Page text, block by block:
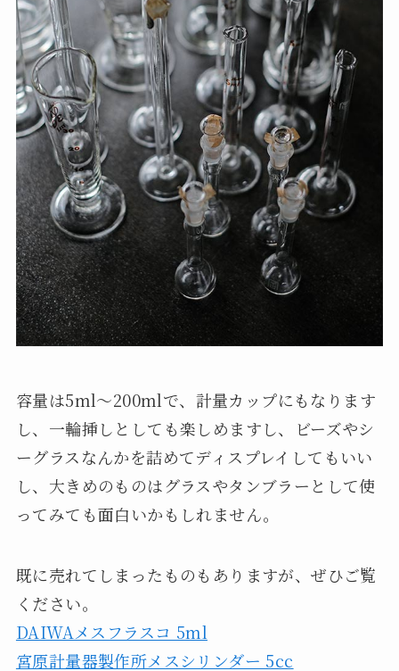
容量は5ml～200mlで、計量カップにもなります
し、一輪挿しとしても楽しめますし、ビーズやシ
ーグラスなんかを詰めてディスプレイしてもいい
し、大きめのものはグラスやタンブラーとして使
ってみても面白いかもしれません。
既に売れてしまったものもありますが、ぜひご覧
ください。
DAIWAメスフラスコ 5ml
宮原計量器製作所メスシリンダー 5cc